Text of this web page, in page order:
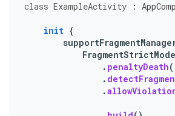
class ExampleActivity :
init {
FragmentStrictMode
. penaltyDeath
.
.